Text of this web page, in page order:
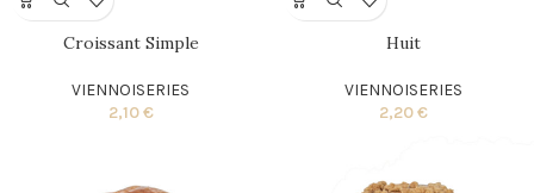
Croissant Simple
VIENNOISERIES
2,10€
Huit
VIENNOISERIES
2,20€